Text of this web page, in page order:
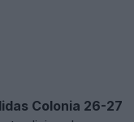
Colonia 26-27